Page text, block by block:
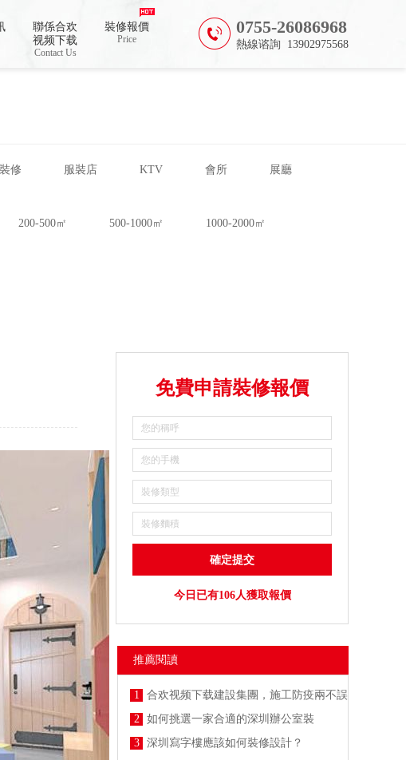
0755-26086968
熱線谘詢 13902975568
聯係合欢
视频下载
Contact Us
裝修報價
Price
修 服裝店 KTV 會所 展廳
200-500㎡ 500-1000㎡ 1000-2000㎡
免費申請裝修報價
今日已有106人獲取報價
推薦閱讀
1
合欢视频下载建設集團，施工防疫兩不誤
2
如何挑選一家合適的深圳辦公室裝
3
深圳寫字樓應該如何裝修設計？